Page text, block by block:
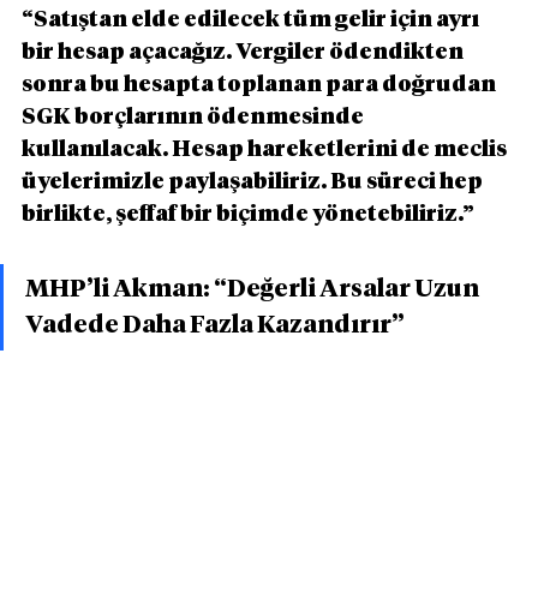
“Satıştan elde edilecek tüm gelir için ayrı
bir hesap açacağız. Vergiler ödendikten
sonra bu hesapta toplanan para doğrudan
SGK borçlarının ödenmesinde
kullanılacak. Hesap hareketlerini de meclis
üyelerimizle paylaşabiliriz. Bu süreci hep
birlikte, şeffaf bir biçimde yönetebiliriz.”
MHP’li Akman: “Değerli Arsalar Uzun
Vadede Daha Fazla Kazandırır”